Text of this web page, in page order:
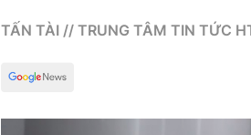
Công nghệ
TẤN TÀI // TRUNG TÂM TIN TỨC